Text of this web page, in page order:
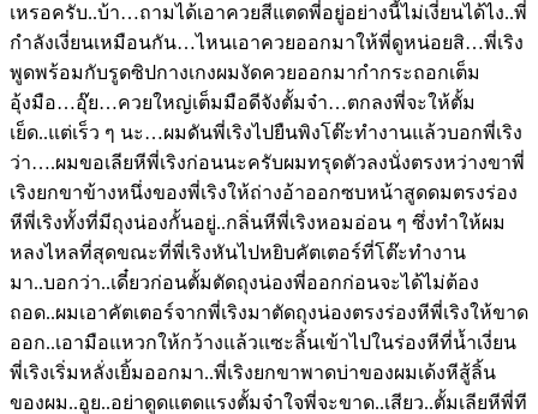
เหรอครับ..บ้า…ถามได้เอาควยสีแตดพี่อยู่อย่างนี้ไม่เงี่ยนได้ไง..พี่
กำลังเงี่ยนเหมือนกัน…ไหนเอาควยออกมาให้พี่ดูหน่อยสิ…พี่เริง
พูดพร้อมกับรูดซิปกางเกงผมงัดควยออกมากำกระถอกเต็ม
อุ้งมือ…อุ๊ย…ควยใหญ่เต็มมือดีจังตั้มจ๋า…ตกลงพี่จะให้ตั้ม
เย็ด..แต่เร็ว ๆ นะ…ผมดันพี่เริงไปยืนพิงโต๊ะทำงานแล้วบอกพี่เริง
ว่า….ผมขอเลียหีพี่เริงก่อนนะครับผมทรุดตัวลงนั่งตรงหว่างขาพี่
เริงยกขาข้างหนึ่งของพี่เริงให้ถ่างอ้าออกซบหน้าสูดดมตรงร่อง
หีพี่เริงทั้งที่มีถุงน่องกั้นอยู่..กลิ่นหีพี่เริงหอมอ่อน ๆ ซึ่งทำให้ผม
หลงไหลที่สุดขณะที่พี่เริงหันไปหยิบคัตเตอร์ที่โต๊ะทำงาน
มา..บอกว่า..เดี๋ยวก่อนตั้มตัดถุงน่องพี่ออกก่อนจะได้ไม่ต้อง
ถอด..ผมเอาคัตเตอร์จากพี่เริงมาตัดถุงน่องตรงร่องหีพี่เริงให้ขาด
ออก..เอามือแหวกให้กว้างแล้วแซะลิ้นเข้าไปในร่องหีที่น้ำเงี่ยน
พี่เริงเริ่มหลั่งเยิ้มออกมา..พี่เริงยกขาพาดบ่าของผมเด้งหีสู้ลิ้น
ของผม..อูย..อย่าดูดแตดแรงตั้มจ๋าใจพี่จะขาด..เสียว..ตั้มเลียหีพี่ที